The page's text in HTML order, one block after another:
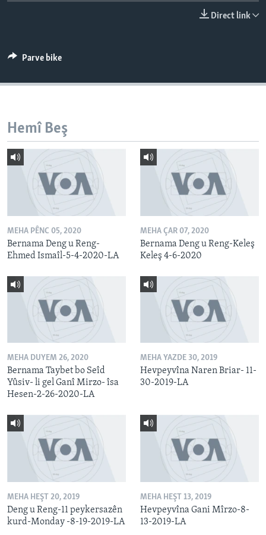
SORANÎ
Learning English
Zimanên Din
Direct link
Parve bike
Hemî Beş
MEHA PÊNC 05, 2020
Bernama Deng u Reng-
Ehmed Ismaîl-5-4-2020-LA
MEHA ÇAR 07, 2020
Bernama Deng u Reng-Keleş
Keleş 4-6-2020
MEHA DUYEM 26, 2020
Bernama Taybet bo Seîd
Yûsiv- li gel Ganî Mirzo- îsa
Hesen-2-26-2020-LA
MEHA YAZDE 30, 2019
Hevpeyvîna Naren Briar- 11-
30-2019-LA
MEHA HEŞT 20, 2019
Deng u Reng-11 peykersazên
kurd-Monday -8-19-2019-LA
MEHA HEŞT 13, 2019
Hevpeyvîna Gani Mîrzo-8-
13-2019-LA